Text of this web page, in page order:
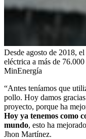
Desde agosto de 2018,
eléctrica a más de
MinEnergía
“Antes teníamos que
pollo. Hoy damos
proyecto, porque ha
Hoy ya tenemos como
mundo, esto ha
Jhon Martínez.